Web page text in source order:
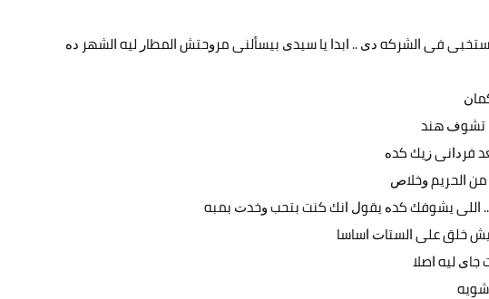
ﻓﻰ ﺍﻟﺸﺮﻛﻪ ﺩﻯ .. ﺍﺑﺪﺍ ﻳﺎ ﺳﻴﺪﻯ ﺑﻴﺴﺄﻟﻨﻰ ﻣﺮﻭﺣﺘﺶ ﺍﻟﻤﻄﺎﺭ ﻟﻴﻪ ﺍﻟﺸﻬﺮ ﺩﻩ
ﺗﺸﻮﻑ ﻫﻨﺪ
ﻓﺮﺩﺍﻧﻰ ﺯﻳﻚ ﻛﺪﻩ
ﺍﻟﺤﺮﻳﻢ ﻭﺧﻼﺹ
ﺍﻟﻠﻰ ﻳﺸﻮﻓﻚ ﻛﺪﻩ ﻳﻘﻮﻝ ﺍﻧﻚ ﻛﻨﺖ ﺑﺘﺤﺐ ﻭﺧﺪﺕ ﺑﻤﺒﻪ
ﺧﻠﻖ ﻋﻠﻰ ﺍﻟﺴﺘﺎﺕ ﺍﺳﺎﺳﺎ
ﺟﺎﻯ ﻟﻴﻪ ﺍﺻﻼ
ﺷﻮﻳﻪ